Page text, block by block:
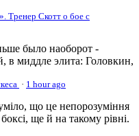
Тренер Скотт о бое с
было наоборот -
в миддле элита: Головкин,
· 1 hour ago
що це непорозуміння
ще й на такому рівні.